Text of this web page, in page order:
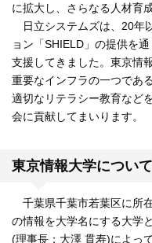
に拡大し、さらなる人材育
日立システムズは、20年
ョン「SHIELD」の提供を
支援してきました。東京情
重要なインフラの一つであ
適切なリテラシー教育など
会に貢献してまいります。
東京情報大学について
千葉県千葉市若葉区に所
の情報を大学名にする大学
(理事長：大澤 貫寿)によっ